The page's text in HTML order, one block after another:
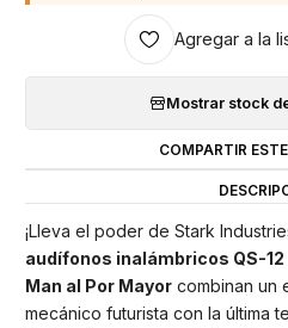
Agregar a la
Mostrar stock
COMPARTIR
¡Lleva el poder de Stark
audífonos inalámbricos QS-
Man al Por Mayor combinan un
mecánico futurista con la última